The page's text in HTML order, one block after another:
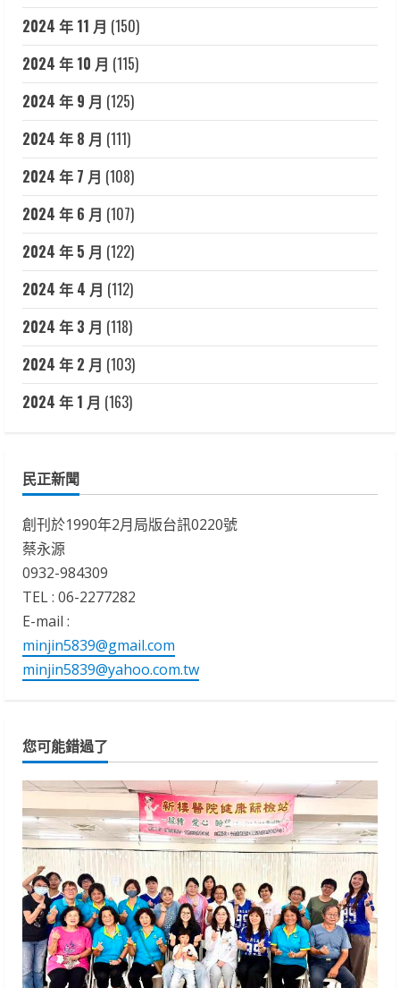
2024 年 11 月 (150)
2024 年 10 月 (115)
2024 年 9 月 (125)
2024 年 8 月 (111)
2024 年 7 月 (108)
2024 年 6 月 (107)
2024 年 5 月 (122)
2024 年 4 月 (112)
2024 年 3 月 (118)
2024 年 2 月 (103)
2024 年 1 月 (163)
民正新聞
創刊於1990年2月局版台訊0220號
蔡永源
0932-984309
TEL : 06-2277282
E-mail :
minjin5839@gmail.com
minjin5839@yahoo.com.tw
您可能錯過了